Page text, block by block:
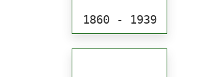
1860 - 1939